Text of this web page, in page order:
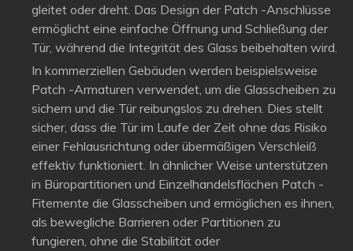
gleitet oder dreht. Das Design der Patch -Anschlüsse
ermöglicht eine einfache Öffnung und Schließung der
Tür, während die Integrität des Glass beibehalten wird.
In kommerziellen Gebäuden werden beispielsweise
Patch -Armaturen verwendet, um die Glasscheiben zu
sichern und die Tür reibungslos zu drehen. Dies stellt
sicher, dass die Tür im Laufe der Zeit ohne das Risiko
einer Fehlausrichtung oder übermäßigen Verschleiß
effektiv funktioniert. In ähnlicher Weise unterstützen
in Büropartitionen und Einzelhandelsflächen Patch -
Fitemente die Glasscheiben und ermöglichen es ihnen,
als bewegliche Barrieren oder Partitionen zu
fungieren, ohne die Stabilität oder